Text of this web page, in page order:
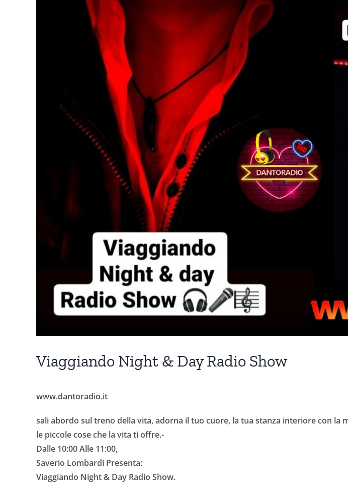
Viaggiando Night & Day Radio Show
www.dantoradio.it
sali abordo sul treno della vita, adorna il tuo cuore, la tua stanza interiore con la
le piccole cose che la vita ti offre.-
Dalle 10:00 Alle 11:00,
Saverio Lombardi Presenta:
Viaggiando Night & Day Radio Show.